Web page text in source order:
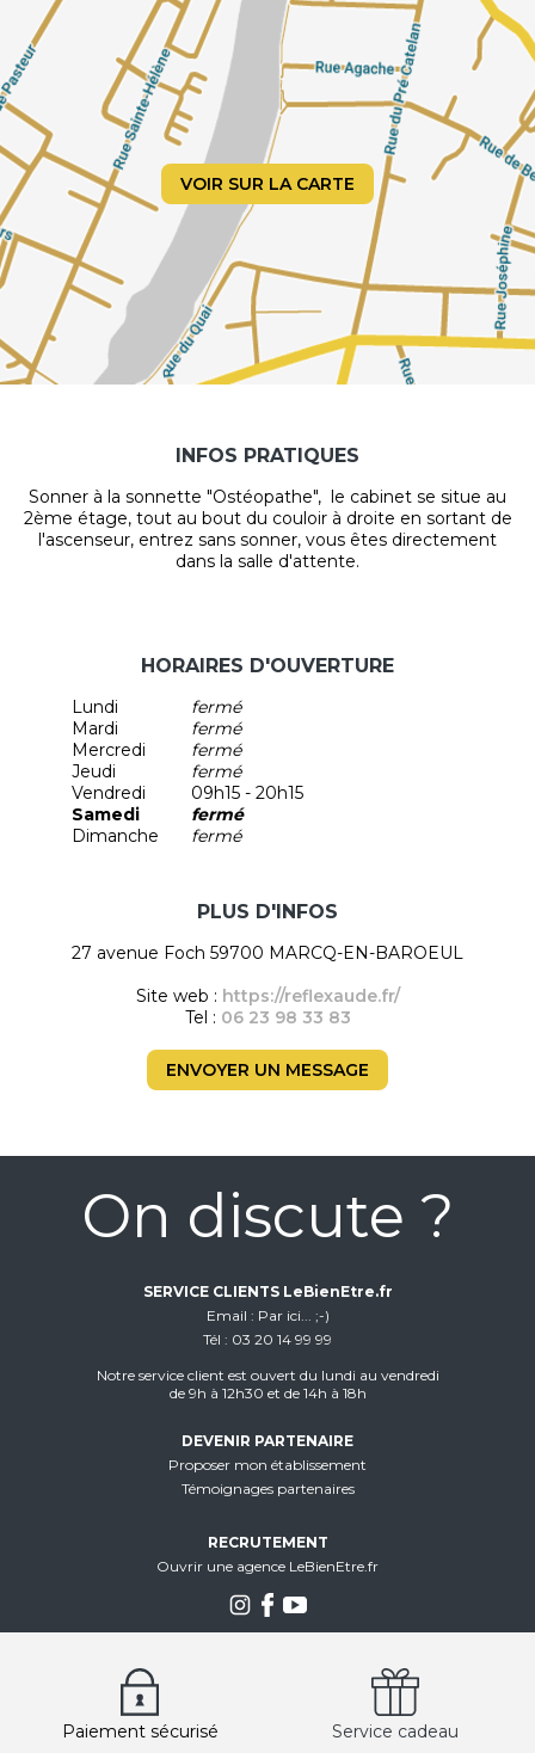
Contactez-moi pour de plus amples informations.
A bientôt !
VOIR SUR LA CARTE
INFOS PRATIQUES
Sonner à la sonnette "Ostéopathe", le cabinet se situe au
2ème étage, tout au bout du couloir à droite en sortant de
l'ascenseur, entrez sans sonner, vous êtes directement
dans la salle d'attente.
HORAIRES D'OUVERTURE
Lundi
fermé
Mardi
fermé
Mercredi
fermé
Jeudi
fermé
Vendredi
09h15 - 20h15
Samedi
fermé
Dimanche
fermé
PLUS D'INFOS
27 avenue Foch 59700 MARCQ-EN-BAROEUL
Site web : https://reflexaude.fr/
Tel : 06 23 98 33 83
ENVOYER UN MESSAGE
On discute ?
SERVICE CLIENTS LeBienEtre.fr
Email
Par ici... ;-)
Tél
03 20 14 99 99
Notre service client est ouvert du lundi au vendredi
de 9h à 12h30 et de 14h à 18h
DEVENIR PARTENAIRE
Proposer mon établissement
Témoignages partenaires
RECRUTEMENT
Ouvrir une agence LeBienEtre.fr
Paiement sécurisé Service cadeau